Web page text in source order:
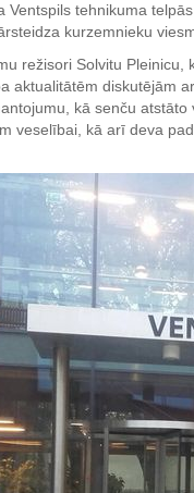
plāns
Ventspils tehnikuma
kurzemnieku
režisori Solvitu
aktualitātēm diskutējām
kā senču
veselībai, kā arī deva